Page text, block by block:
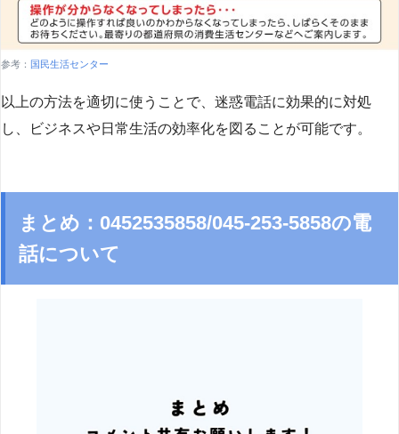
参考： 国民生活センター
以上の方法を適切に使うことで、迷惑電話に効果的に対処
し、ビジネスや日常生活の効率化を図ることが可能です。
まとめ：0452535858/045-253-5858の電
話について